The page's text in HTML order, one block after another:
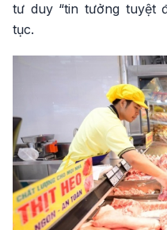
tư duy “tin tưởng tuyệt
tục.